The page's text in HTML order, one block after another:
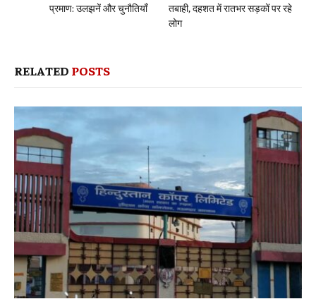
प्रमाण: उलझनें और चुनौतियाँ
तबाही, दहशत में रातभर सड़कों पर रहे
लोग
RELATED POSTS